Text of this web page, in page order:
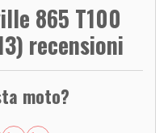
865 T100
recensioni
moto?